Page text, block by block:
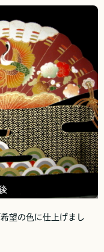
望の色に仕上げまし